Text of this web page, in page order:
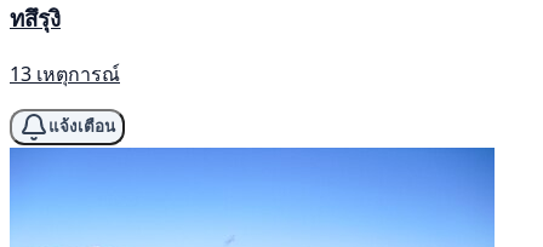
ทสึรุงิ
13 เหตุการณ์
แจ้งเตือน